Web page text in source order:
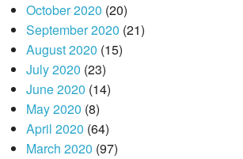
October 2020 (20)
September 2020 (21)
August 2020 (15)
July 2020 (23)
June 2020 (14)
May 2020 (8)
April 2020 (64)
March 2020 (97)